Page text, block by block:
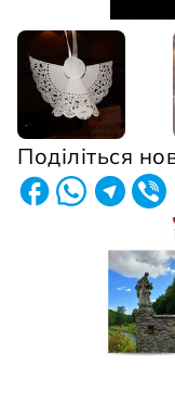
Поділіться